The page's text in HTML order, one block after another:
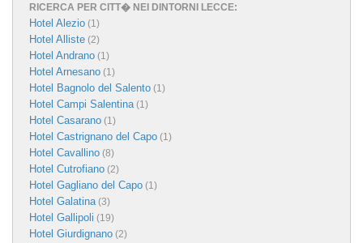
RICERCA PER CITT� NEI DINTORNI LECCE:
Hotel Alezio (1)
Hotel Alliste (2)
Hotel Andrano (1)
Hotel Arnesano (1)
Hotel Bagnolo del Salento (1)
Hotel Campi Salentina(1)
Hotel Casarano (1)
Hotel Castrignano del Capo (1)
Hotel Cavallino (8)
Hotel Cutrofiano (2)
Hotel Gagliano del Capo (1)
Hotel Galatina(3)
Hotel Gallipoli (19)
Hotel Giurdignano (2)